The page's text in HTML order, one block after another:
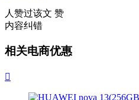
人赞过该文 赞
内容纠错
相关电商优惠
